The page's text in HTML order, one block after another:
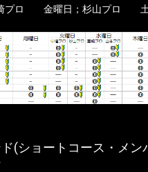
プロ 金曜日；杉山プロ 土
(ショートコース・メン